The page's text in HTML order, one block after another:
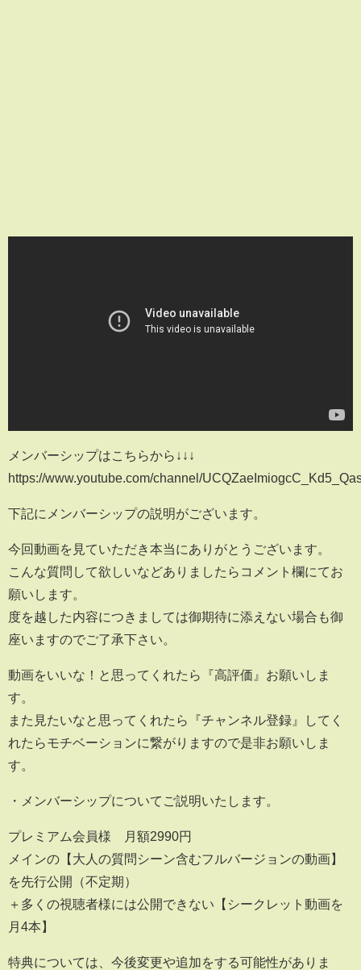
メンバーシップはこちらから↓↓↓
https://www.youtube.com/channel/
下記にメンバーシップの説明がございます。
今回動画を見ていただき本当にありがとうございます。
こんな質問して欲しいなどありましたらコメント欄にてお
願いします。
度を越した内容につきましては御期待に添えない場合も御
座いますのでご了承下さい。
動画をいいな！と思ってくれたら『高評価』お願いしま
す。
また見たいなと思ってくれたら『チャンネル登録』してく
れたらモチベーションに繋がりますので是非お願いしま
す。
・メンバーシップについてご説明いたします。
プレミアム会員様 月額2990円
メインの【大人の質問シーン含むフルバージョンの動画】
を先行公開（不定期）
＋多くの視聴者様には公開できない【シークレット動画を
月4本】
特典については、今後変更や追加をする可能性がありま